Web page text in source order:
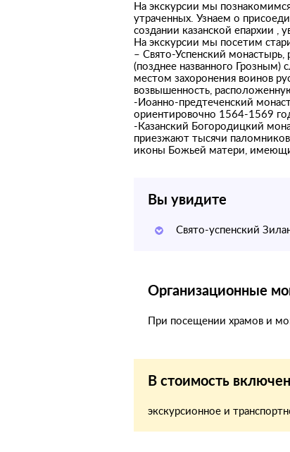
На экскурсии мы
утраченных. Узнаем о
создании казанской епархии ,
На экскурсии мы посетим
– Свято-Успенский
(позднее названного Грозным)
местом захоронения воинов
возвышенность,
-Иоанно-предтеченский
ориентировочно 1564-1569
-Казанский Богородицкий
приезжают тысячи паломников
иконы Божьей матери,
Вы увидите
Свято-успенский
Организационные
При посещении храмов и
В стоимость
экскурсионное и